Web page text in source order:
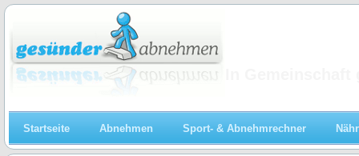
Startseite Abnehmen Sport- & Abnehmrechner